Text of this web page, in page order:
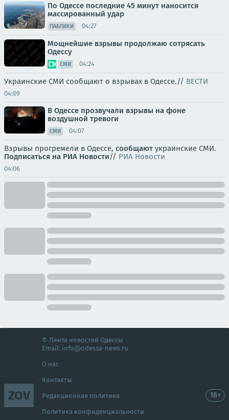
По Одессе последние 45 минут наносится
массированный удар
ПАБЛИКИ 04:27
Мощнейшие взрывы продолжаю сотрясать
Одессу
СМИ 04:24
Украинские СМИ сообщают о взрывах в Одессе.// ВЕСТИ
04:09
В Одессе прозвучали взрывы на фоне
воздушной тревоги
СМИ 04:07
Взрывы прогремели в Одессе, сообщают украинские СМИ.
Подписаться на РИА Новости// РИА Новости
04:06
ZOV
© Лента новостей Одессы
Email: info@odessa-news.ru
О нас
Контакты
Редакционная политика
Политика конфиденциальности
18+